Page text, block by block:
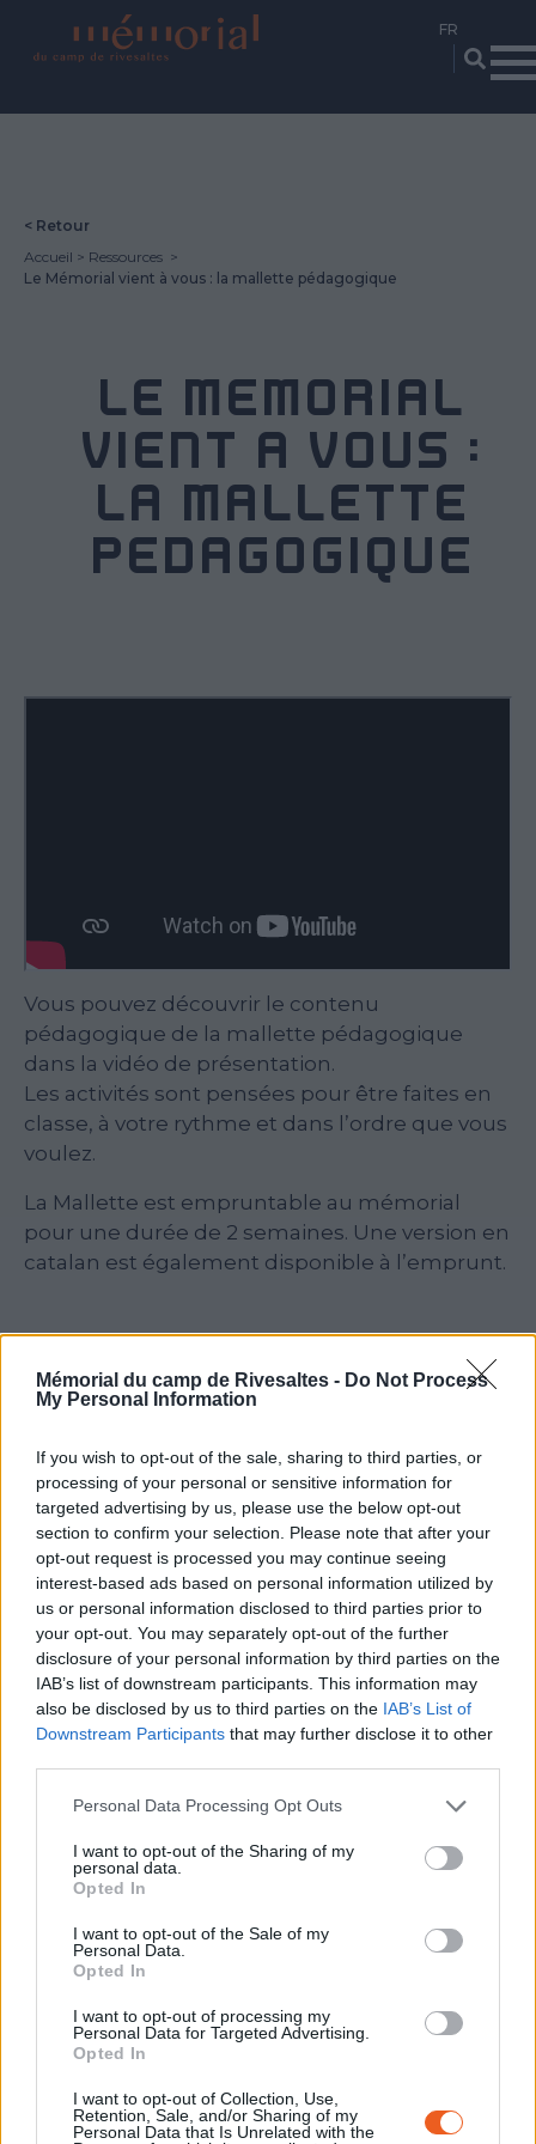
Mémorial du camp de Rivesaltes - Do Not Process
My Personal Information
If you wish to opt-out of the sale, sharing to third parties, or
processing of your personal or sensitive information for
targeted advertising by us, please use the below opt-out
section to confirm your selection. Please note that after your
opt-out request is processed you may continue seeing
interest-based ads based on personal information utilized by
us or personal information disclosed to third parties prior to
your opt-out. You may separately opt-out of the further
disclosure of your personal information by third parties on the
IAB’s list of downstream participants. This information may
also be disclosed by us to third parties on the IAB’s List of
Downstream Participants that may further disclose it to other
Personal Data Processing Opt Outs
I want to opt-out of the Sharing of my
personal data.
Opted In
I want to opt-out of the Sale of my
Personal Data.
Opted In
I want to opt-out of processing my
Personal Data for Targeted Advertising.
Opted In
I want to opt-out of Collection, Use,
Retention, Sale, and/or Sharing of my
Personal Data that Is Unrelated with the
< Retour
Accueil
Ressources
Le Mémorial vient à vous : la mallette pédagogique
LE MÉMORIAL
VIENT À VOUS :
LA MALLETTE
PÉDAGOGIQUE
Vous pouvez découvrir le contenu
pédagogique de la mallette pédagogique
dans la vidéo de présentation.
Les activités sont pensées pour être faites en
classe, à votre rythme et dans l’ordre que vous
voulez.
La Mallette est empruntable au mémorial
pour une durée de 2 semaines. Une version en
catalan est également disponible à l’emprunt.
Voir la ressource
précédente
Voir la ressource
Newsletter
Restez informé et recevez tous les mois la
programmation et les actualités du
Mémorial.
Ressources
Témoignages de l’exposition
permanente, conférences, lectures, ressources
Afin de préparer ou de prolonger votre visite,
découvrez les ressources du Mémorial du Camp